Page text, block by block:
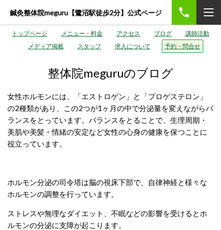
鍼灸整体院meguru【鷺沼駅徒歩2分】公式ページ
トップページ メニュー・料金 アクセス ブログ
講師活動
メディア掲載
スタッフ 求人について 予約・問合せ
整体院meguruのブログ
女性ホルモンには、「エストロゲン」と「プロゲステロン」
の2種類があり、この2つが1ヶ月の中で分泌量を変えながらバ
ランスをとっています。バランスをとることで、生理周期・
美肌や美髪・情緒の安定など女性の心身の健康を保つことに
役立っています。
ホルモン分泌の司令塔は脳の視床下部で、自律神経と様々な
ホルモンの調整を行っています。
ストレスや無理なダイエット、不眠などの影響を受けるとホ
ルモンの分泌に支障が起こります。